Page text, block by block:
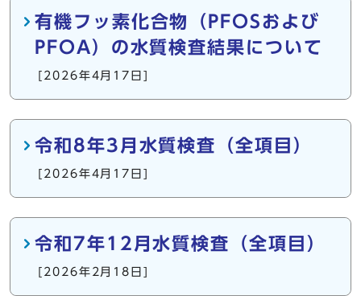
有機フッ素化合物（PFOSおよび
PFOA）の水質検査結果について
[2026年4月17日]
令和8年3月水質検査（全項目）
[2026年4月17日]
令和7年12月水質検査（全項目）
[2026年2月18日]